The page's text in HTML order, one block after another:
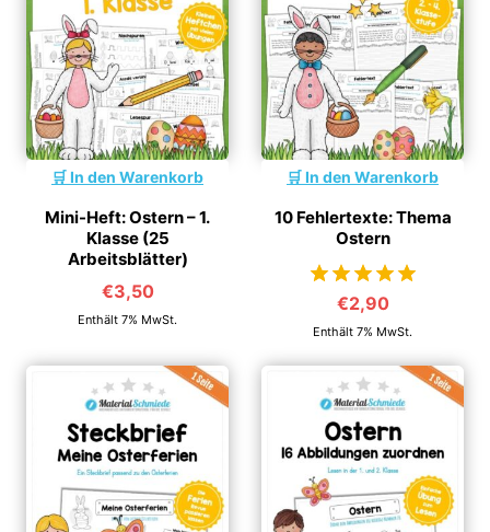
In den Warenkorb
Mini-Heft: Ostern – 1.
Klasse (25
Arbeitsblätter)
€3,50
Enthält 7% MwSt.
In den Warenkorb
10 Fehlertexte: Thema
Ostern
von 5
€2,90
Enthält 7% MwSt.